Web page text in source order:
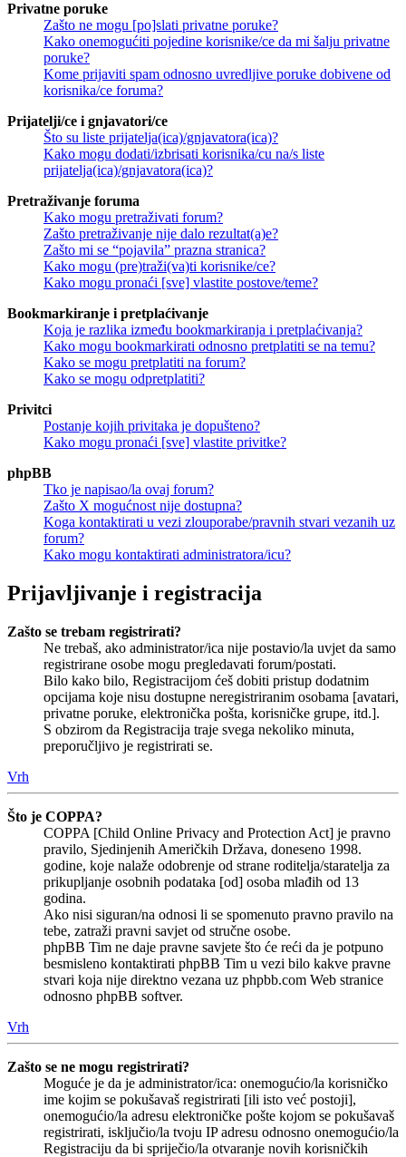
Privatne poruke
Zašto ne mogu [po]slati privatne poruke?
Kako onemogućiti pojedine korisnike/ce da mi šalju privatne
poruke?
Kome prijaviti spam odnosno uvredljive poruke dobivene od
korisnika/ce foruma?
Prijatelji/ce i gnjavatori/ce
Što su liste prijatelja(ica)/gnjavatora(ica)?
Kako mogu dodati/izbrisati korisnika/cu na/s liste
prijatelja(ica)/gnjavatora(ica)?
Pretraživanje foruma
Kako mogu pretraživati forum?
Zašto pretraživanje nije dalo rezultat(a)e?
Zašto mi se “pojavila” prazna stranica?
Kako mogu (pre)traži(va)ti korisnike/ce?
Kako mogu pronaći [sve] vlastite postove/teme?
Bookmarkiranje i pretplaćivanje
Koja je razlika između bookmarkiranja i pretplaćivanja?
Kako mogu bookmarkirati odnosno pretplatiti se na temu?
Kako se mogu pretplatiti na forum?
Kako se mogu odpretplatiti?
Privitci
Postanje kojih privitaka je dopušteno?
Kako mogu pronaći [sve] vlastite privitke?
phpBB
Tko je napisao/la ovaj forum?
Zašto X mogućnost nije dostupna?
Koga kontaktirati u vezi zlouporabe/pravnih stvari vezanih uz
forum?
Kako mogu kontaktirati administratora/icu?
Prijavljivanje i registracija
Zašto se trebam registrirati?
Ne trebaš, ako administrator/ica nije postavio/la uvjet da samo
registrirane osobe mogu pregledavati forum/postati.
Bilo kako bilo, Registracijom ćeš dobiti pristup dodatnim
opcijama koje nisu dostupne neregistriranim osobama [avatari,
privatne poruke, elektronička pošta, korisničke grupe, itd.].
S obzirom da Registracija traje svega nekoliko minuta,
preporučljivo je registrirati se.
Vrh
Što je COPPA?
COPPA [Child Online Privacy and Protection Act] je pravno
pravilo, Sjedinjenih Američkih Država, doneseno 1998.
godine, koje nalaže odobrenje od strane roditelja/staratelja za
prikupljanje osobnih podataka [od] osoba mlađih od 13
godina.
Ako nisi siguran/na odnosi li se spomenuto pravno pravilo na
tebe, zatraži pravni savjet od stručne osobe.
phpBB Tim ne daje pravne savjete što će reći da je potpuno
besmisleno kontaktirati phpBB Tim u vezi bilo kakve pravne
stvari koja nije direktno vezana uz phpbb.com Web stranice
odnosno phpBB softver.
Vrh
Zašto se ne mogu registrirati?
Moguće je da je administrator/ica: onemogućio/la korisničko
ime kojim se pokušavaš registrirati [ili isto već postoji],
onemogućio/la adresu elektroničke pošte kojom se pokušavaš
registrirati, isključio/la tvoju IP adresu odnosno onemogućio/la
Registraciju da bi spriječio/la otvaranje novih korisničkih